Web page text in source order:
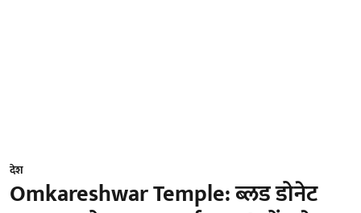
देश
Omkareshwar Temple: ब्लड डोनेट